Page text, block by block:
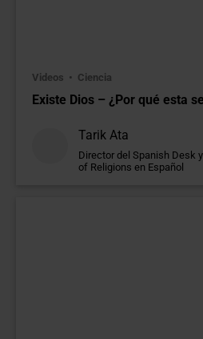
Videos Ciencia
Existe Dios – ¿Por qué esta
Tarik Ata
Director del Spanish Desk
of Religions en Español